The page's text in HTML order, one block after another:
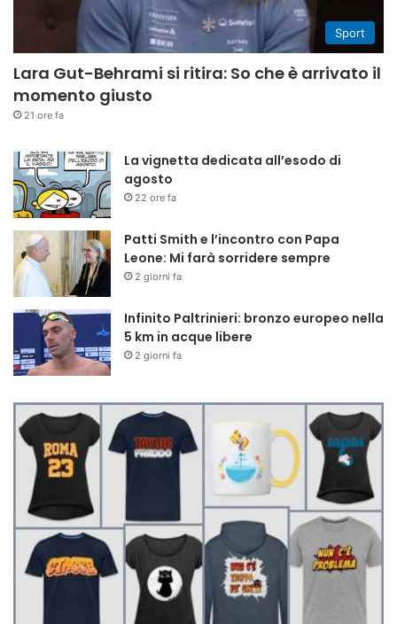
Sport
Lara Gut-Behrami si ritira: So che è arrivato il
momento giusto
21 ore fa
La vignetta dedicata all’esodo di
agosto
22 ore fa
Patti Smith e l’incontro con Papa
Leone: Mi farà sorridere sempre
2 giorni fa
Infinito Paltrinieri: bronzo europeo nella
5 km in acque libere
2 giorni fa